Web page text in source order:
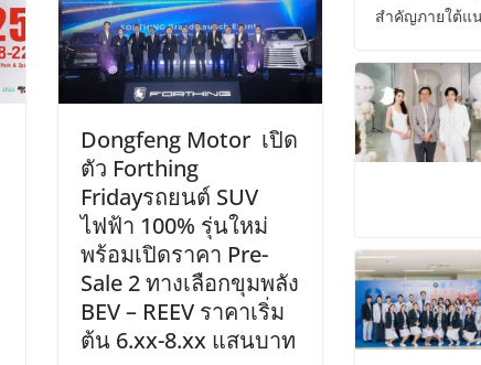
Dongfeng Motor เปิด
ตัว Forthing
Fridayรถยนต์ SUV
ไฟฟ้า 100% รุ่นใหม่
พร้อมเปิดราคา Pre-
Sale 2 ทางเลือกขุมพลัง
BEV – REEV ราคาเริ่ม
ต้น 6.xx-8.xx แสนบาท
สำคัญภายใต้แน